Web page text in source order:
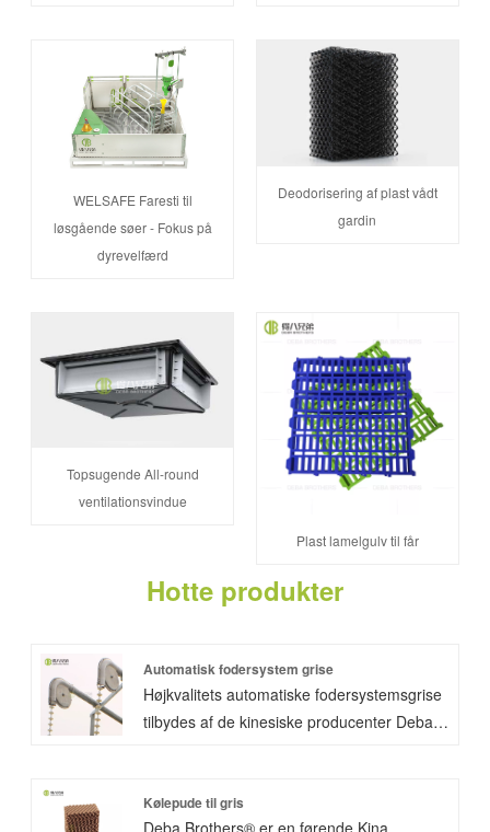
WELSAFE Faresti til
løsgående søer - Fokus på
dyrevelfærd
Deodorisering af plast vådt
gardin
Topsugende All-round
ventilationsvindue
Plast lamelgulv til får
Hotte produkter
Automatisk fodersystem grise
Højkvalitets automatiske fodersystemsgrise
tilbydes af de kinesiske producenter Deba
vores forslag i henhold til din svinefarm.
Kølepude til gris